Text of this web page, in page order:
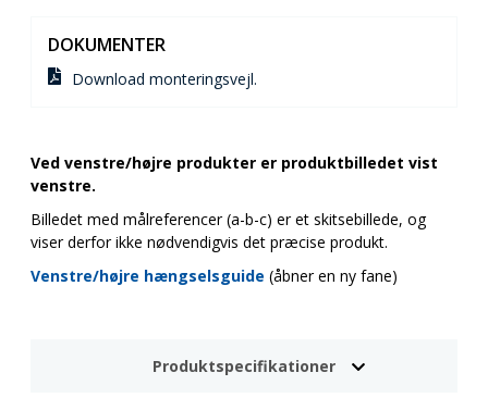
DOKUMENTER
Download monteringsvejl.
Ved venstre/højre produkter er produktbilledet vist
venstre.
Billedet med målreferencer (a-b-c) er et skitsebillede, og
viser derfor ikke nødvendigvis det præcise produkt.
Venstre/højre hængselsguide (åbner en ny fane)
Produktspecifikationer